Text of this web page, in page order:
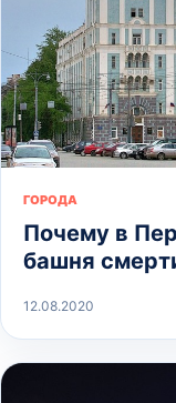
ГОРОДА
Почему в
башня
12.08.2020